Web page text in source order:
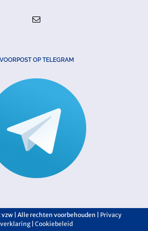
VOORPOST OP TELEGRAM
| Alle rechten voorbehouden | Privacy
verklaring Cookiebeleid